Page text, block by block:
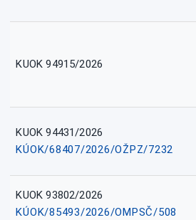
KUOK 94915/2026
KUOK 94431/2026
KÚOK/68407/2026/OŽPZ/7232
KUOK 93802/2026
KÚOK/85493/2026/OMPSČ/508